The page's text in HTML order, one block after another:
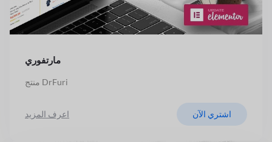
مارتفوري
منتج DrFuri
اعرف المزيد اشتري الآن